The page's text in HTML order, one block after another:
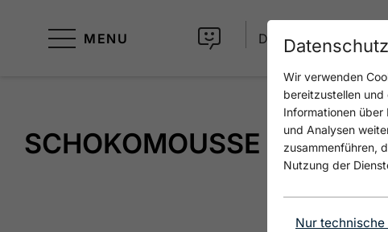
MENU DE
SCHOKOMOUSSE
Wir verwenden
bereitzustellen
Informationen über
und Analysen
zusammenführen,
Nutzung der
Nur technische